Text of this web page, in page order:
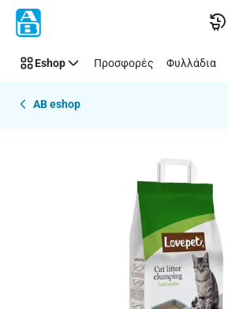
Παράλειψη
Eshop Προσφορές Φυλλάδια
AB eshop